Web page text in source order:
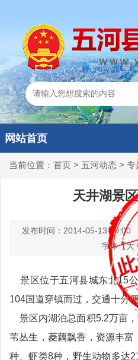
网站首页
当前位置： 首页 > 五河动态 > 专
天井湖景
发布时间：2014-05-13 00:00
字体【大
景区位于五河县城东北15
104国道穿镇而过，交通十分
景区内湖泊总面积5.2万亩
苇丛生，菱藕飘香，资源丰
种、虾类8种，野生动物多达